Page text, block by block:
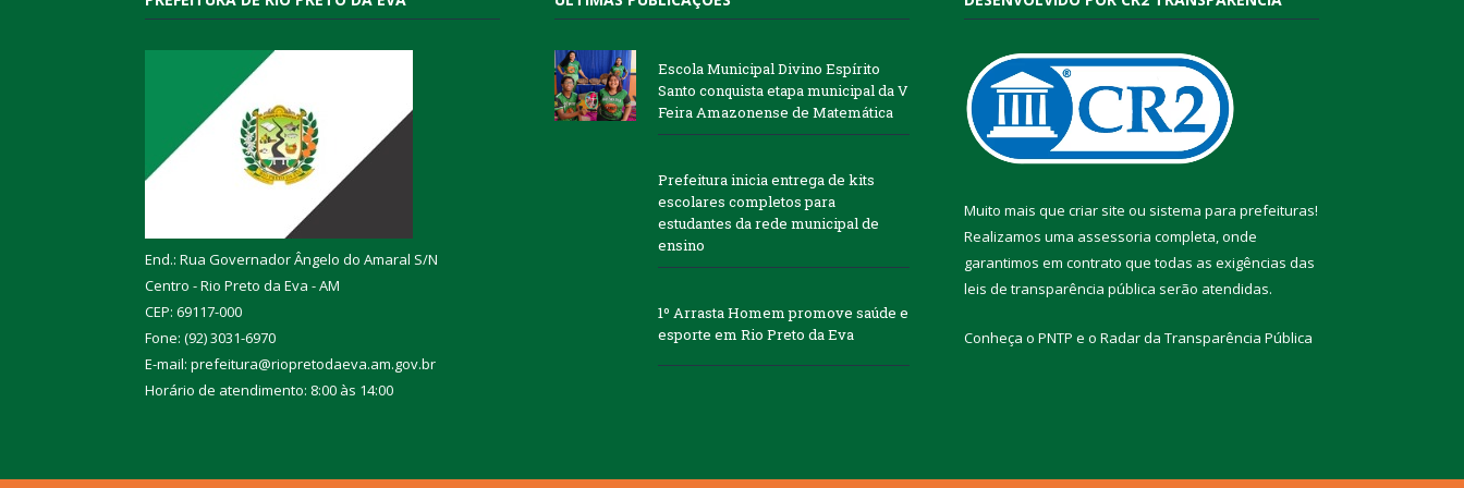
End.: Rua Governador Ângelo do Amaral S/N
Centro - Rio Preto da Eva - AM
CEP: 69117-000
Fone: (92) 3031-6970
E-mail: prefeitura@riopretodaeva.am.gov.br
Horário de atendimento: 8:00 às 14:00
Escola Municipal Divino Espírito
Santo conquista etapa municipal da V
Feira Amazonense de Matemática
Prefeitura inicia entrega de kits
escolares completos para
estudantes da rede municipal de
ensino
1º Arrasta Homem promove saúde e
esporte em Rio Preto da Eva
Muito mais que criar site ou sistema para prefeituras!
Realizamos uma assessoria completa, onde
garantimos em contrato que todas as exigências das
leis de transparência pública serão atendidas.
Conheça o PNTP e o Radar da Transparência Pública